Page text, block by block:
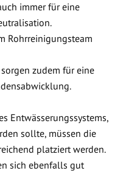
immer für eine
Rohrreinigungsteam
zudem für eine
Entwässerungssystems,
sollte, müssen die
platziert werden.
sich ebenfalls gut